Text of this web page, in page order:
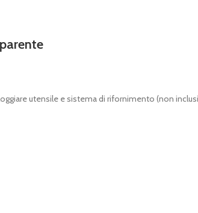
utensile e sistema di rifornimento (non